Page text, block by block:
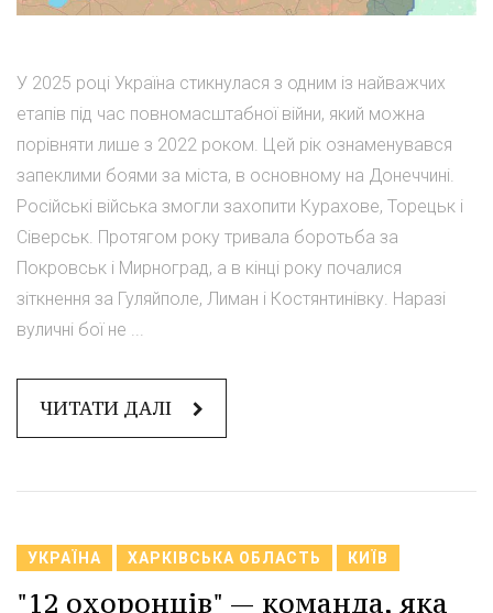
У 2025 році Україна стикнулася з одним із найважчих
етапів під час повномасштабної війни, який можна
порівняти лише з 2022 роком. Цей рік ознаменувався
запеклими боями за міста, в основному на Донеччині.
Російські війська змогли захопити Курахове, Торецьк і
Сіверськ. Протягом року тривала боротьба за
Покровськ і Мирноград, а в кінці року почалися
зіткнення за Гуляйполе, Лиман і Костянтинівку. Наразі
вуличні бої не ...
ЧИТАТИ ДАЛІ
УКРАЇНА ХАРКІВСЬКА ОБЛАСТЬ КИЇВ
"12 охоронців" — команда, яка